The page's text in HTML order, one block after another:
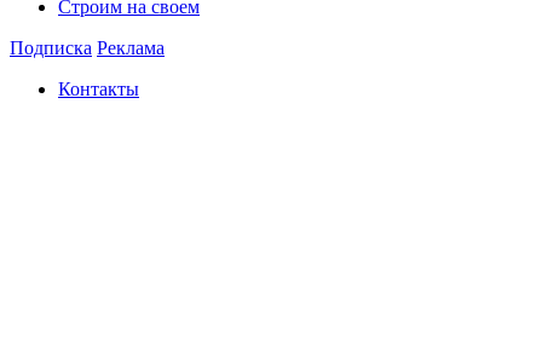
Строим на своем
Подписка Реклама
Контакты